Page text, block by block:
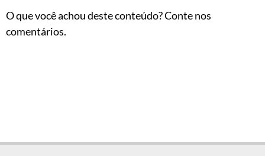
O que você achou deste conteúdo? Conte nos
comentários.